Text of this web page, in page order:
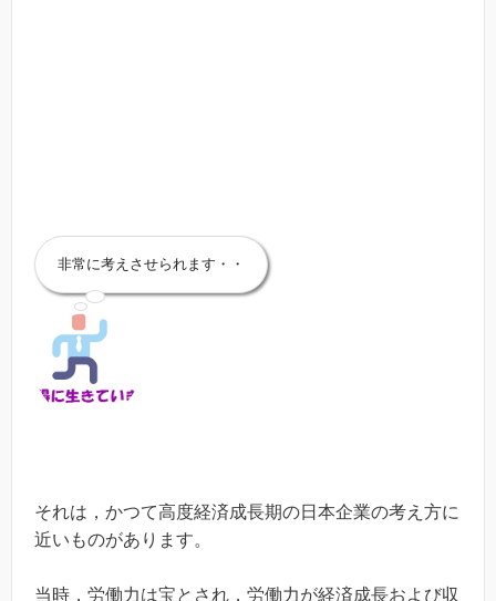
非常に考えさせられます・・
それは，かつて高度経済成長期の日本企業の考え方に
近いものがあります。
当時，労働力は宝とされ，労働力が経済成長および収